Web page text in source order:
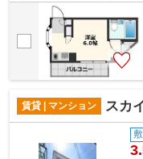
供できるマンションです。共
賃貸 | マンション スカ